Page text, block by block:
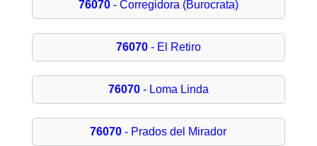
76070- Corregidora (Burocrata)
76070- El Retiro
76070- Loma Linda
76070 - Prados del Mirador